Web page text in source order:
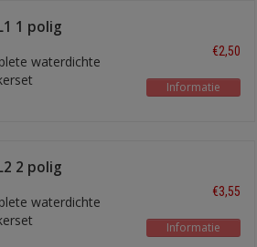
1 polig
waterdichte
€2,50
Informatie
2 polig
waterdichte
€3,55
Informatie